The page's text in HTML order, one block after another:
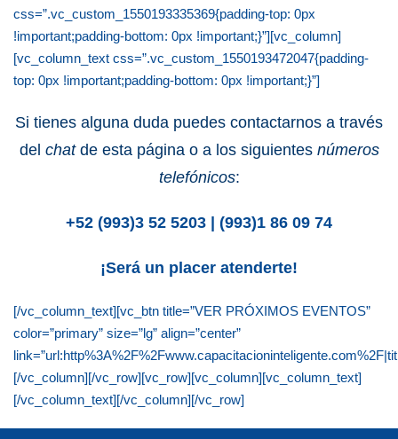
css=”.vc_custom_1550193335369{padding-top: 0px
!important;padding-bottom: 0px !important;}”][vc_column]
[vc_column_text css=”.vc_custom_1550193472047{padding-
top: 0px !important;padding-bottom: 0px !important;}”]
Si tienes alguna duda puedes contactarnos a través
del chatde esta página o a los siguientes números
telefónicos:
+52 (993)3 52 5203 | (993)1 86 09 74
¡Será un placer atenderte!
[/vc_column_text][vc_btn title=”VER PRÓXIMOS EVENTOS”
color=”primary” size=”lg” align=”center”
[/vc_column][/vc_row][vc_row][vc_column][vc_column_text]
[/vc_column_text][/vc_column][/vc_row]